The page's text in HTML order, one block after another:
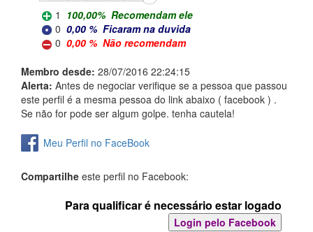
1 100,00% Recomendam ele
0 0,00 % Ficaram na duvida
0 0,00 % Não recomendam
Membro desde: 28/07/2016 22:24:15
Alerta: Antes de negociar verifique se a pessoa que passou
este perfil é a mesma pessoa do link abaixo ( facebook ) .
Se não for pode ser algum golpe. tenha cautela!
Meu Perfil no FaceBook
Compartilhe este perfil no Facebook:
Para qualificar é necessário estar logado